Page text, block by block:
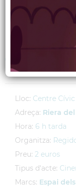
trúfula
Lloc: Centre
Adreça: Riera
Hora: 6 h tarda
Organitza:
Preu: 2 euros
Tipus d'acte:
Marcs: Espai